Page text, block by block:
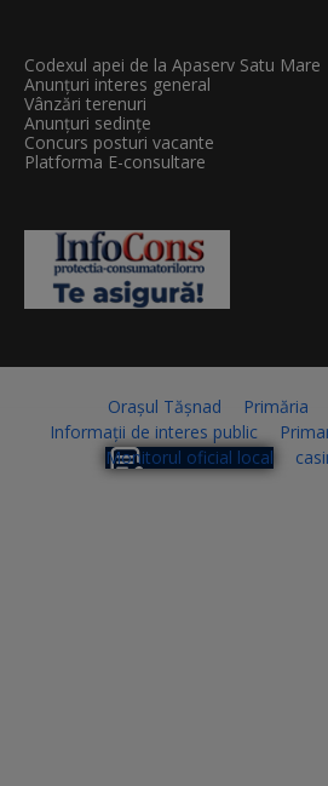
Codexul apei de la Apaserv Satu Mare
Anunțuri interes general
Vânzări terenuri
Anunțuri sedințe
Concurs posturi vacante
Platforma E-consultare
Orașul Tășnad Primăria
Informații de interes public
Monitorul oficial local